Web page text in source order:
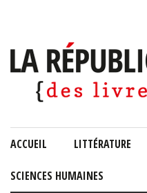
ACCUEIL LITTÉRATURE
SCIENCES HUMAINES